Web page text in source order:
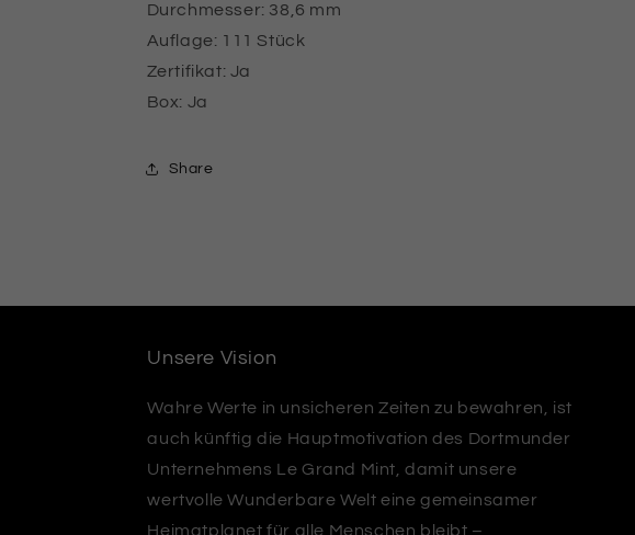
Durchmesser: 38,6 mm
Auflage: 111 Stück
Zertifikat: Ja
Box: Ja
Share
Unsere Vision
Wahre Werte in unsicheren Zeiten zu bewahren, ist
auch künftig die Hauptmotivation des Dortmunder
Unternehmens Le Grand Mint, damit unsere
wertvolle Wunderbare Welt eine gemeinsamer
Heimatplanet für alle Menschen bleibt –